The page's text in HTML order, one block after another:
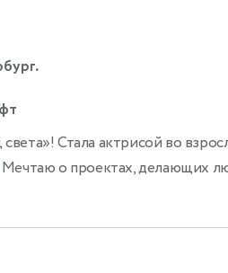
Стала актрисой во
Мечтаю о проектах, делающих